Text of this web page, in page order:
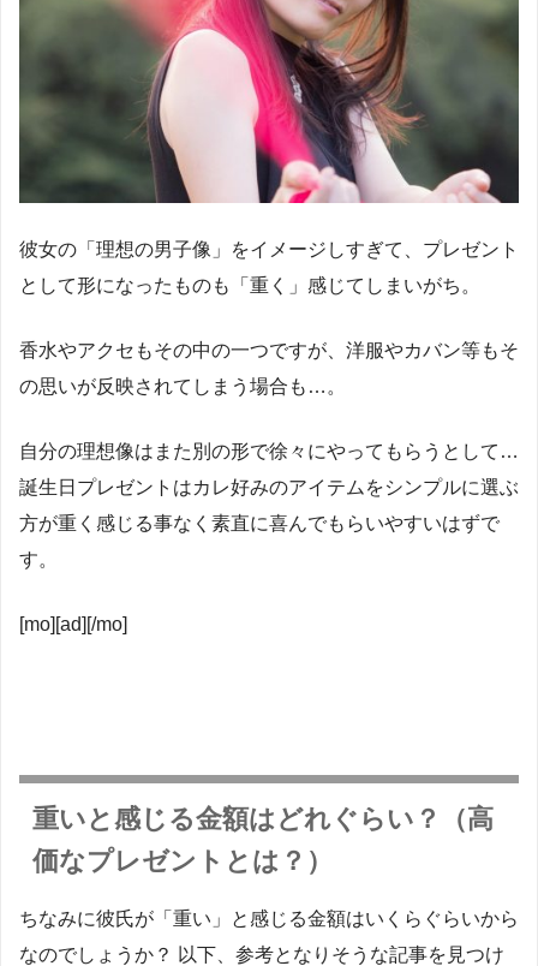
彼女の「理想の男子像」をイメージしすぎて、プレゼント
として形になったものも「重く」感じてしまいがち。
香水やアクセもその中の一つですが、洋服やカバン等もそ
の思いが反映されてしまう場合も…。
自分の理想像はまた別の形で徐々にやってもらうとして…
誕生日プレゼントはカレ好みのアイテムをシンプルに選ぶ
方が重く感じる事なく素直に喜んでもらいやすいはずで
す。
[mo][ad][/mo]
重いと感じる金額はどれぐらい？（高
価なプレゼントとは？）
ちなみに彼氏が「重い」と感じる金額はいくらぐらいから
なのでしょうか？ 以下、参考となりそうな記事を見つけ